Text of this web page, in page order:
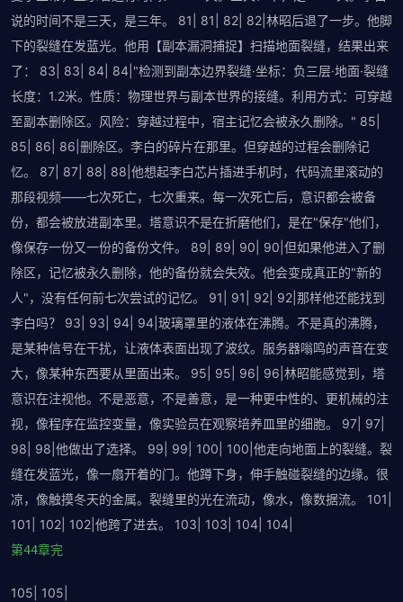
说的时间不是三天，是三年。 81| 81| 82| 82|林昭后退了一步。他脚
下的裂缝在发蓝光。他用【副本漏洞捕捉】扫描地面裂缝，结果出来
了： 83| 83| 84| 84|"检测到副本边界裂缝·坐标：负三层·地面·裂缝
长度：1.2米。性质：物理世界与副本世界的接缝。利用方式：可穿越
至副本删除区。风险：穿越过程中，宿主记忆会被永久删除。" 85|
85| 86| 86|删除区。李白的碎片在那里。但穿越的过程会删除记
忆。 87| 87| 88| 88|他想起李白芯片插进手机时，代码流里滚动的
那段视频——七次死亡，七次重来。每一次死亡后，意识都会被备
份，都会被放进副本里。塔意识不是在折磨他们，是在"保存"他们，
像保存一份又一份的备份文件。 89| 89| 90| 90|但如果他进入了删
除区，记忆被永久删除，他的备份就会失效。他会变成真正的"新的
人"，没有任何前七次尝试的记忆。 91| 91| 92| 92|那样他还能找到
李白吗？ 93| 93| 94| 94|玻璃罩里的液体在沸腾。不是真的沸腾，
是某种信号在干扰，让液体表面出现了波纹。服务器嗡鸣的声音在变
大，像某种东西要从里面出来。 95| 95| 96| 96|林昭能感觉到，塔
意识在注视他。不是恶意，不是善意，是一种更中性的、更机械的注
视，像程序在监控变量，像实验员在观察培养皿里的细胞。 97| 97|
98| 98|他做出了选择。 99| 99| 100| 100|他走向地面上的裂缝。裂
缝在发蓝光，像一扇开着的门。他蹲下身，伸手触碰裂缝的边缘。很
凉，像触摸冬天的金属。裂缝里的光在流动，像水，像数据流。 101|
101| 102| 102|他跨了进去。 103| 103| 104| 104|
第44章完
105| 105|